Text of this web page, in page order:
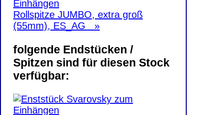
Rollspitze JUMBO, extra groß
(55mm), ES_AG »
folgende Endstücken /
Spitzen sind für diesen Stock
verfügbar: